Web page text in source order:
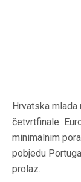
Hrvatska
četvrtfinale
minimalnim
pobjedu
prolaz.